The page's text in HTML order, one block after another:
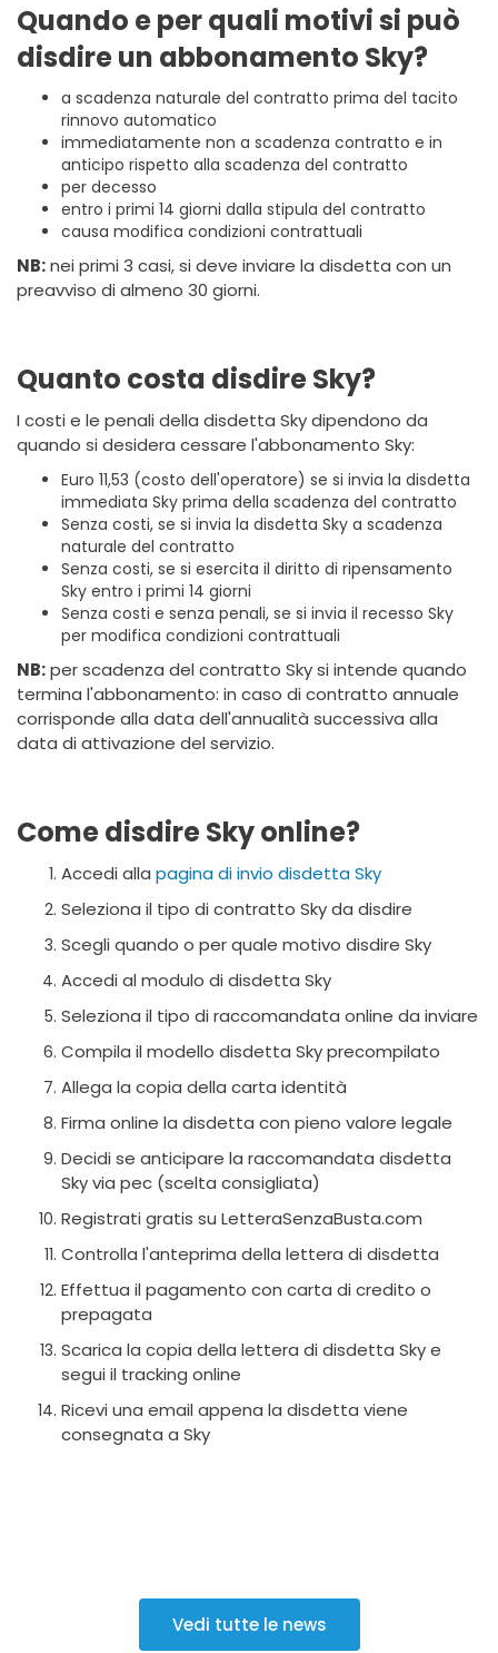
Quando e per quali motivi si può
disdire un abbonamento Sky?
a scadenza naturale del contratto prima del tacito
rinnovo automatico
immediatamente non a scadenza contratto e in
anticipo rispetto alla scadenza del contratto
per decesso
entro i primi 14 giorni dalla stipula del contratto
causa modifica condizioni contrattuali
NB:nei primi 3 casi, si deve inviare la disdetta con un
preavviso di almeno 30 giorni.
Quanto costa disdire Sky?
I costi e le penali della disdetta Sky dipendono da
quando si desidera cessare l'abbonamento Sky:
Euro 11,53 (costo dell'operatore) se si invia la disdetta
immediata Sky prima della scadenza del contratto
Senza costi, se si invia la disdetta Sky a scadenza
naturale del contratto
Senza costi, se si esercita il diritto di ripensamento
Sky entro i primi 14 giorni
Senza costi e senza penali, se si invia il recesso Sky
per modifica condizioni contrattuali
NB:per scadenza del contratto Sky si intende quando
termina l'abbonamento: in caso di contratto annuale
corrisponde alla data dell'annualità successiva alla
data di attivazione del servizio.
Come disdire Sky online?
Accedi alla pagina di invio disdetta Sky
Seleziona il tipo di contratto Sky da disdire
Scegli quando o per quale motivo disdire Sky
Accedi al modulo di disdetta Sky
Seleziona il tipo di raccomandata online da inviare
Compila il modello disdetta Sky precompilato
Allega la copia della carta identità
Firma online la disdetta con pieno valore legale
Decidi se anticipare la raccomandata disdetta
Sky via pec (scelta consigliata)
Registrati gratis su LetteraSenzaBusta.com
Controlla l'anteprima della lettera di disdetta
Effettua il pagamento con carta di credito o
prepagata
Scarica la copia della lettera di disdetta Sky e
segui il tracking online
Ricevi una email appena la disdetta viene
consegnata a Sky
Vedi tutte le news